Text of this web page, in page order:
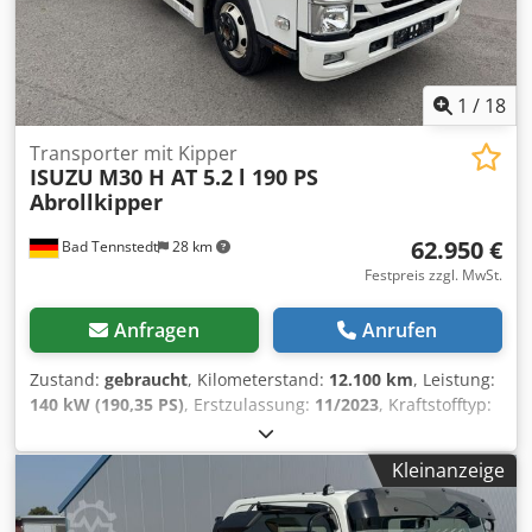
1 / 18
Bad Tennstedt 28 km
Transporter mit Kipper
ISUZU M30 H AT 5.2 l 190 PS
Abrollkipper
62.950 €
Festpreis zzgl. MwSt.
Anfragen Anrufen
Zustand: gebraucht, Kilometerstand: 12.100 km, Leistung:
140 kW (190,35 PS), Erstzulassung: 11/2023, Kraftstofftyp:
7.490 kg
Sitzplätze:3, Ausstattung:ABS, Elektronisches
Stabilitätsprogramm (ESP), Klimaanlage, Rußfilter,
Zentralverriegelung
, Das ISUZU ? Nutzfahrzeugzentrum in
Kleinanzeige